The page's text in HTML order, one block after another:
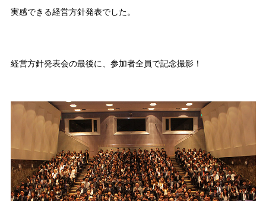
実感できる経営方針発表でした。
経営方針発表会の最後に、参加者全員で記念撮影！